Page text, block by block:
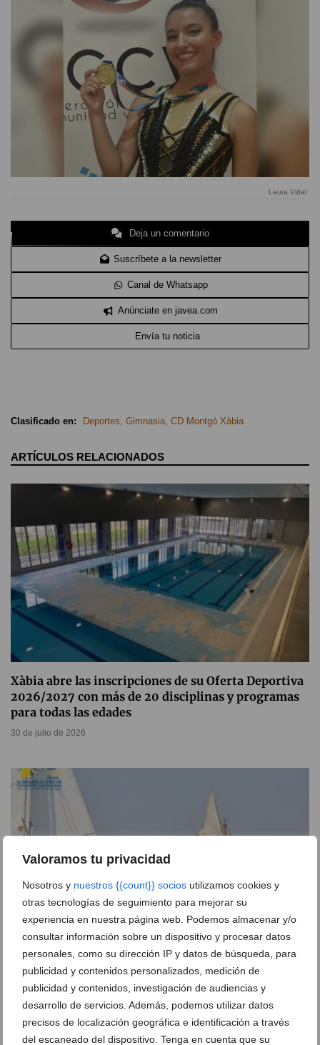
Valoramos tu privacidad
Nosotros y nuestros {{count}} socios utilizamos cookies y
otras tecnologías de seguimiento para mejorar su
experiencia en nuestra página web. Podemos almacenar y/o
consultar información sobre un dispositivo y procesar datos
personales, como su dirección IP y datos de búsqueda, para
publicidad y contenidos personalizados, medición de
publicidad y contenidos, investigación de audiencias y
desarrollo de servicios. Además, podemos utilizar datos
precisos de localización geográfica e identificación a través
del escaneado del dispositivo. Tenga en cuenta que su
Laura Vidal
Deja un comentario
Suscríbete a la newsletter
Canal de Whatsapp
Anúnciate en javea.com
Envía tu noticia
Clasificado en: Deportes, Gimnasia, CD Montgó Xàbia
ARTÍCULOS RELACIONADOS
Xàbia abre las inscripciones de su Oferta Deportiva
2026/2027 con más de 20 disciplinas y programas
para todas las edades
30 de julio de 2026
Argyll, Argos, Sea Lion y Alitan 3 se coronan en una
exigente Regata de Clásicos en Xàbia
27 de julio de 2026